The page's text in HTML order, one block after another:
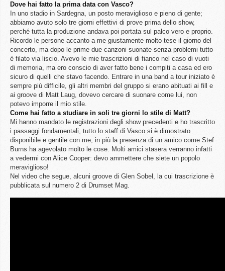
Dove hai fatto la prima data con Vasco?
In uno stadio in Sardegna, un posto meraviglioso e pieno di gente;
abbiamo avuto solo tre giorni effettivi di prove prima dello show,
perché tutta la produzione andava poi portata sul palco vero e proprio.
Ricordo le persone accanto a me giustamente molto tese il giorno del
concerto, ma dopo le prime due canzoni suonate senza problemi tutto
è filato via liscio. Avevo le mie trascrizioni di fianco nel caso di vuoti
di memoria, ma ero conscio di aver fatto bene i compiti a casa ed ero
sicuro di quelli che stavo facendo. Entrare in una band a tour iniziato è
sempre più difficile, gli altri membri del gruppo si erano abituati ai fill e
ai groove di Matt Laug, dovevo cercare di suonare come lui, non
potevo imporre il mio stile.
Come hai fatto a studiare in soli tre giorni lo stile di Matt?
Mi hanno mandato le registrazioni degli show precedenti e ho trascritto
i passaggi fondamentali; tutto lo staff di Vasco si è dimostrato
disponibile e gentile con me, in più la presenza di un amico come Stef
Burns ha agevolato molto le cose. Molti amici stasera verranno infatti
a vedermi con Alice Cooper: devo ammettere che siete un popolo
meraviglioso!
Nel video che segue, alcuni groove di Glen Sobel, la cui trascrizione è
pubblicata sul numero 2 di Drumset Mag.